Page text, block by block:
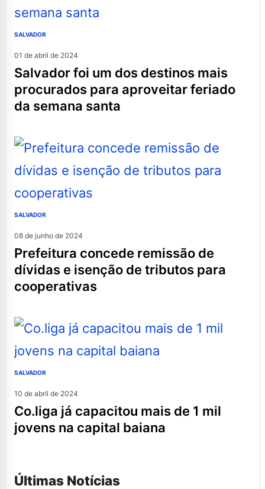
SALVADOR
01 de abril de 2024
salvador foi um dos destinos mais
procurados para aproveitar feriado
da semana santa
SALVADOR
08 de junho de 2024
prefeitura concede remissão de
dívidas e isenção de tributos para
cooperativas
SALVADOR
10 de abril de 2024
co.liga já capacitou mais de 1 mil
jovens na capital baiana
Últimas Notícias